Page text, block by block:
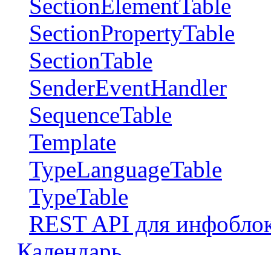
SectionElementTable
SectionPropertyTable
SectionTable
SenderEventHandler
SequenceTable
Template
TypeLanguageTable
TypeTable
REST API для